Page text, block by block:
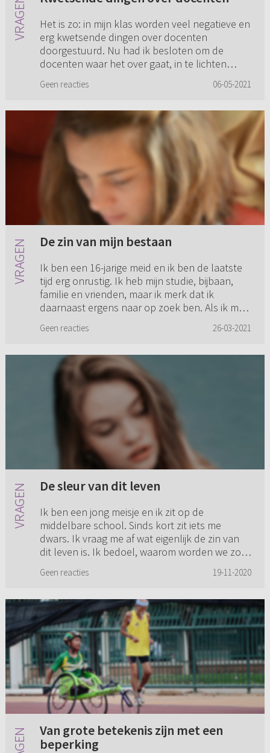
Het is zo: in mijn klas worden veel negatieve en
erg kwetsende dingen over docenten
doorgestuurd. Nu had ik besloten om de
docenten waar het over gaat, in te lichten
Geen reacties 06-05-2021
De zin van mijn bestaan
Ik ben een 16-jarige meid en ik ben de laatste
tijd erg onrustig. Ik heb mijn studie, bijbaan,
familie en vrienden, maar ik merk dat ik
daarnaast ergens naar op zoek ben. Als ik me
Geen reacties 26-03-2021
De sleur van dit leven
Ik ben een jong meisje en ik zit op de
middelbare school. Sinds kort zit iets me
dwars. Ik vraag me af wat eigenlijk de zin van
dit leven is. Ik bedoel, waarom worden we zo
Geen reacties 19-11-2020
Van grote betekenis zijn met een
beperking